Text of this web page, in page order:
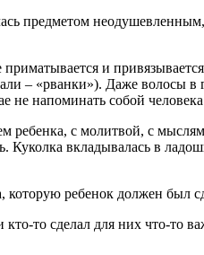
предметом
и
– «рванки»). Даже волосы
не напоминать собой человека
ребенка, с молитвой, с
Куколка вкладывалась в
ребенок должен был
то сделал для них что-то